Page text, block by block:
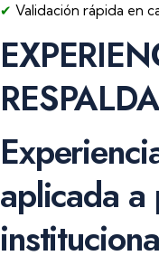
✔ Validación rápida en
RESPALDA
aplicada a